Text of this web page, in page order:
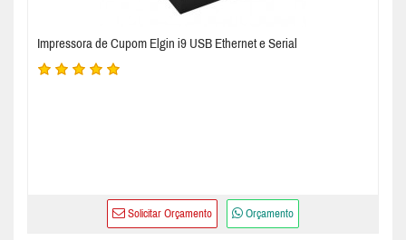
Impressora de Cupom Elgin i9 USB Ethernet e Serial
Solicitar Orçamento Orçamento